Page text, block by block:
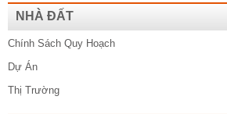
NHÀ ĐẤT
Chính Sách Quy Hoạch
Dự Án
Thị Trường